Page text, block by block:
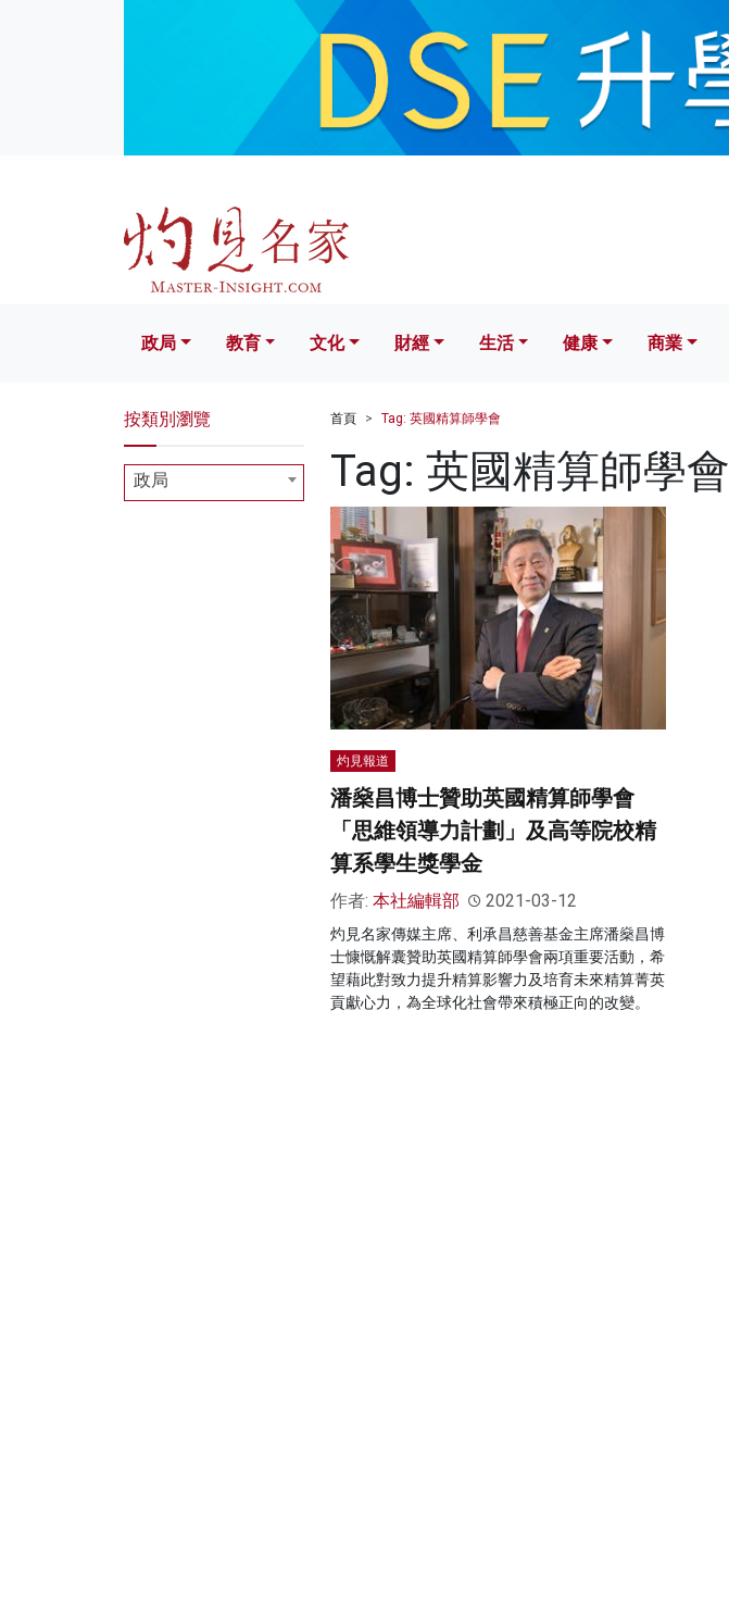
文化 財經 生活 健康
政局 教育 文化 財經 生活 健康 商業
首頁 Tag: 英國精算師學會
Tag: 英國精算師學會
灼見報道
潘燊昌博士贊助英國精算師學會
「思維領導力計劃」及高等院校精
算系學生獎學金
作者: 本社編輯部 2021-03-12
灼見名家傳媒主席、利承昌慈善基金主席潘燊昌博
士慷慨解囊贊助英國精算師學會兩項重要活動，希
望藉此對致力提升精算影響力及培育未來精算菁英
貢獻心力，為全球化社會帶來積極正向的改變。
按類別瀏覽
政局